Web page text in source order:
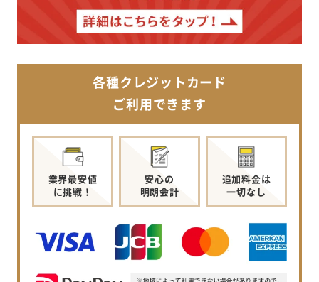
各種クレジットカード
ご利用できます
業界最安値
に挑戦！
安心の
明朗会計
追加料金は
一切なし